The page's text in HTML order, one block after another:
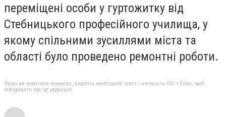
переміщені особи у гуртожитку від
Стебницького професійного училища, у
якому спільними зусиллями міста та
області було проведено ремонтні роботи.
Якщо ви помітили помилку, виділіть необхідний текст і натисніть Ctrl + Enter, щоб
повідомити про це редакцію